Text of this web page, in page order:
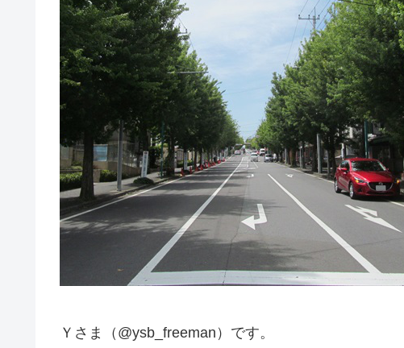
Ｙさま（@ysb_freeman）です。